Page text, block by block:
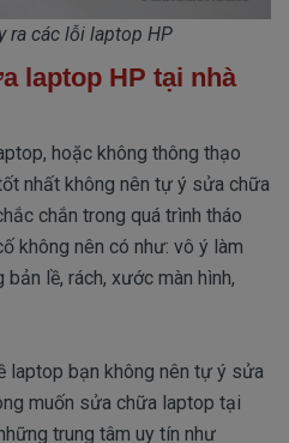
ra các lỗi laptop HP
laptop HP tại nhà
hoặc không thông thạo
nhất không nên tự ý sửa chữa
chắn trong quá trình tháo
không nên có như: vô ý làm
lề, rách, xước màn hình,
laptop bạn không nên tự ý sửa
muốn sửa chữa laptop tại
trung tâm uy tín như